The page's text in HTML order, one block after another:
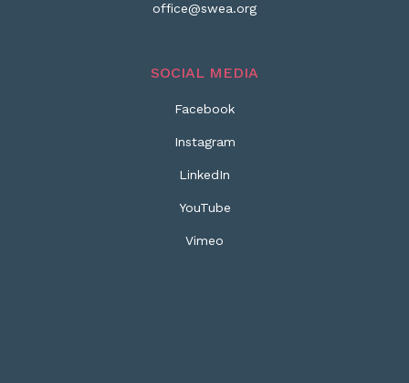
office@swea.org
SOCIAL MEDIA
Facebook
Instagram
LinkedIn
YouTube
Vimeo